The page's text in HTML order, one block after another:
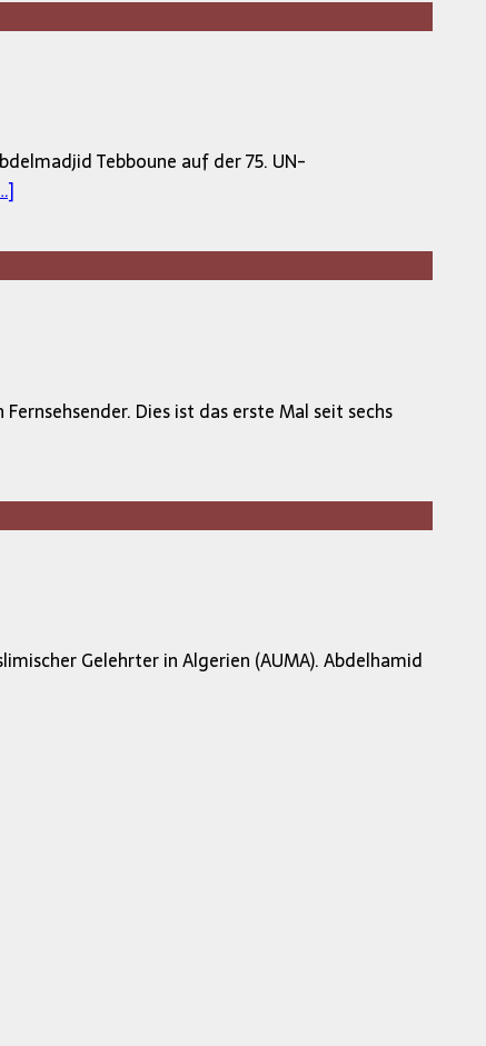
Tebboune auf der 75. UN-
Dies ist das erste Mal seit sechs
Gelehrter in Algerien (AUMA). Abdelhamid